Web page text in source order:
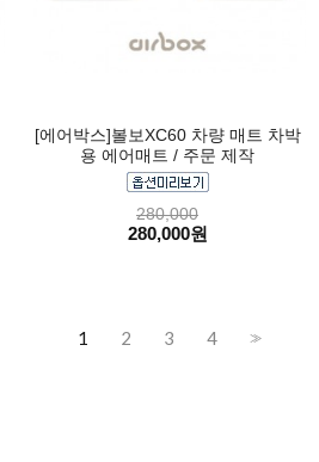
[에어박스]볼보XC60 차량 매트 차박
용 에어매트 / 주문 제작
280,000
280,000원
1 2 3 4 >>